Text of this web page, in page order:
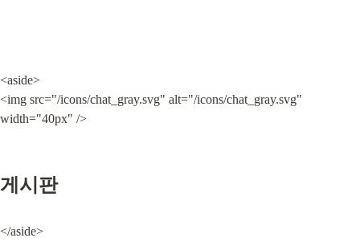
<aside>
<img src="/icons/chat_gray.svg" alt="/icons/chat_gray.svg"
width="40px" />
게시판
</aside>